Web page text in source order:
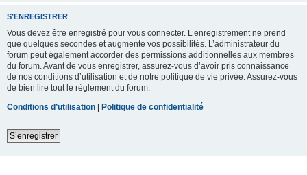
S’ENREGISTRER
Vous devez être enregistré pour vous connecter. L’enregistrement ne prend
que quelques secondes et augmente vos possibilités. L’administrateur du
forum peut également accorder des permissions additionnelles aux membres
du forum. Avant de vous enregistrer, assurez-vous d’avoir pris connaissance
de nos conditions d’utilisation et de notre politique de vie privée. Assurez-vous
de bien lire tout le règlement du forum.
Conditions d’utilisation | Politique de confidentialité
S’enregistrer